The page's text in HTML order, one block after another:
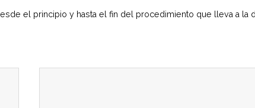
el principio y hasta el fin del procedimiento que lleva a la